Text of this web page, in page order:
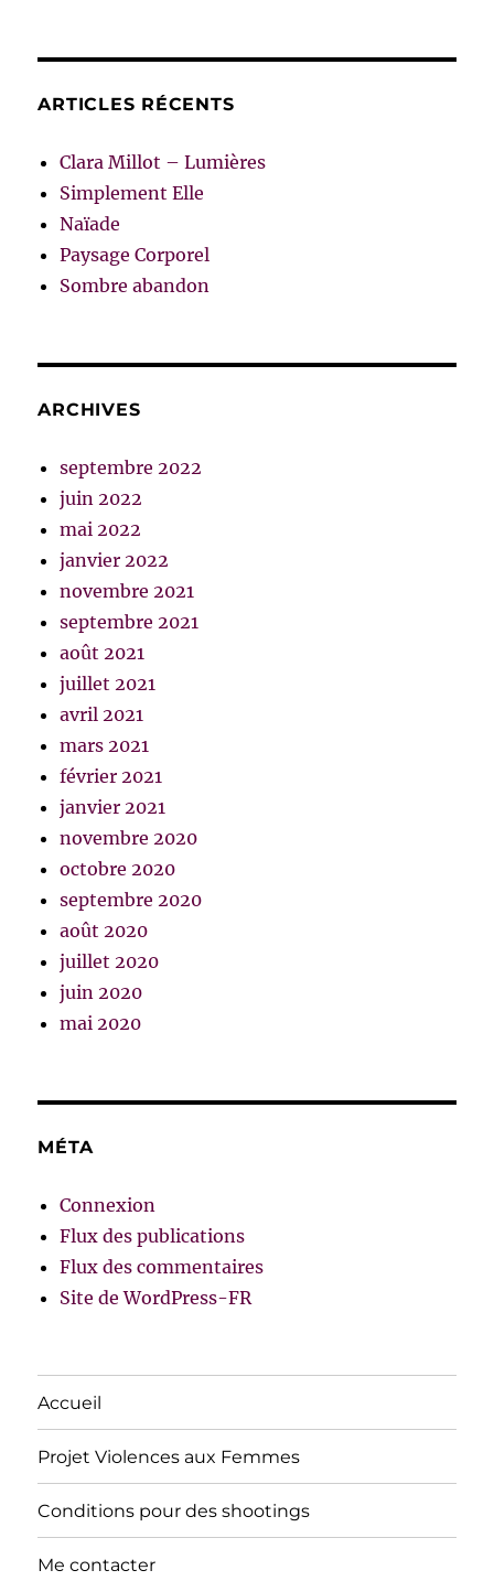
ARTICLES RÉCENTS
Clara Millot – Lumières
Simplement Elle
Naïade
Paysage Corporel
Sombre abandon
ARCHIVES
septembre 2022
juin 2022
mai 2022
janvier 2022
novembre 2021
septembre 2021
août 2021
juillet 2021
avril 2021
mars 2021
février 2021
janvier 2021
novembre 2020
octobre 2020
septembre 2020
août 2020
juillet 2020
juin 2020
mai 2020
MÉTA
Connexion
Flux des publications
Flux des commentaires
Site de WordPress-FR
Accueil
Projet Violences aux Femmes
Conditions pour des shootings
Me contacter